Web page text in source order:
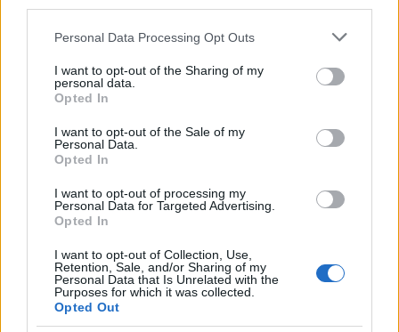
Please note that this website/app uses one or more Google
not limited to your visit or usage behaviour. You may click to
grant or deny consent to Google and its third-party tags to
use your data for below specified purposes in below Google
consent section.
Personal Data Processing Opt Outs
I want to opt-out of the Sharing of my
personal data.
Opted In
I want to opt-out of the Sale of my
Personal Data.
Opted In
I want to opt-out of processing my
Personal Data for Targeted Advertising.
Opted In
I want to opt-out of Collection, Use,
Retention, Sale, and/or Sharing of my
Personal Data that Is Unrelated with the
Purposes for which it was collected.
Opted Out
ελικοδρόμιο – «Πάρκαραν» το ελικόπτερο
Μπρίτνεϊ Σπίαρς: Έκανε αποτυχημένο
μπότοξ και ανέβασε στο Instagram την
εμπειρία της
Πάρος: «Αν ήταν κάποιος πάνω από την
πισίνα, δε θα είχα θρηνήσει το παιδί μου» –
Η σπαρακτική περιγραφή του πατέρα και
τα κενά στους ισχυρισμούς του ιδιοκτήτη
του beach bar
Γιάννης Παπαμιχαήλ: «Η απαγόρευση
αφορά στη χρήση της εικόνας και της
φωνής της Αλίκης Βουγιουκλάκη μέσω AI»
Ο δημοσιογράφος Βασίλης Τσεκούρας
ανακοίνωσε ότι παντρεύεται τη σύντροφό
του, Γωγώ Μπαλή